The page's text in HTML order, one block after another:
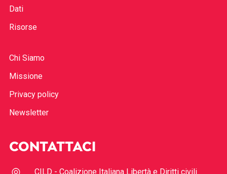
Dati
Risorse
Chi Siamo
Missione
Privacy policy
Newsletter
CONTATTACI
CILD - Coalizione Italiana Libertà e Diritti civili